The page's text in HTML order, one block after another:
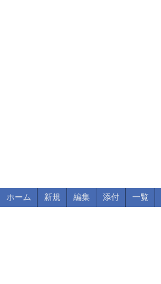
ホーム 新規 編集 添付 一覧